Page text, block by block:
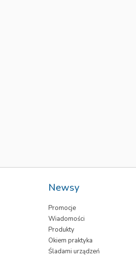
Newsy
Promocje
Wiadomości
Produkty
Okiem praktyka
Śladami urządzeń